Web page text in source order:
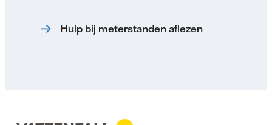
Hulp bij meterstanden aflezen